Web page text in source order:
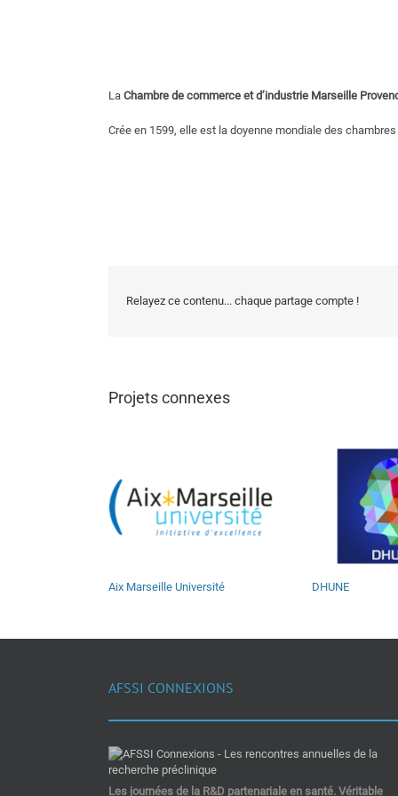
La Chambre de commerce et d’industrie Marseille
Crée en 1599, elle est la doyenne mondiale des
Relayez ce contenu... chaque partage compte !
Projets connexes
Aix Marseille Université DHUNE
AFSSI CONNEXIONS
Les journées de la R&D partenariale en santé. Véritable